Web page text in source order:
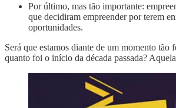
Por último, mas tão importante:
que decidiram empreender por terem
oportunidades.
Será que estamos diante de um momento tão
quanto foi o início da década passada?